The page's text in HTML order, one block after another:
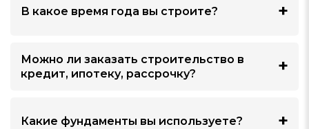
В какое время года вы строите?
Можно ли заказать строительство в
кредит, ипотеку, рассрочку?
Какие фундаменты вы используете?